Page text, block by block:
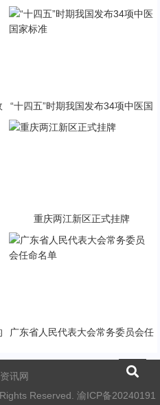
急状态
“十四五”时期我国发布34项中医国
重庆两江新区正式挂牌
广东省人民代表大会常务委员会任
讯网
Reserved. 渝ICP备20240191